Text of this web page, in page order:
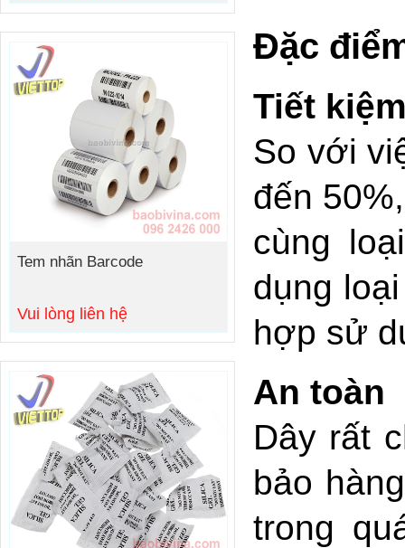
Tem nhãn Barcode
Vui lòng liên hệ
Đặc
Tiết
So với
đến
cùng
dụng
hợp sử
An toàn
Dây rất
bảo
trong